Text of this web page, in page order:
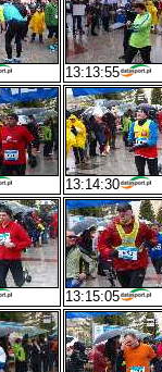
13:13:55
13:14:30
13:15:05